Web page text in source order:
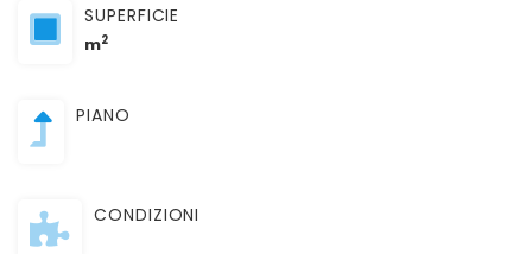
SUPERFICIE
m2
PIANO
CONDIZIONI